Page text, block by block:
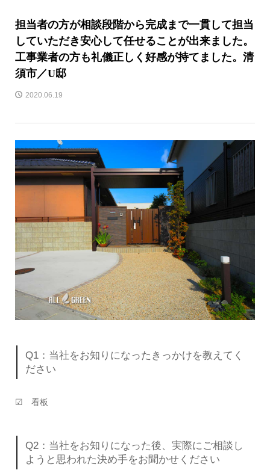
担当者の方が相談段階から完成まで一貫して担当
していただき安心して任せることが出来ました。
工事業者の方も礼儀正しく好感が持てました。清
須市／U邸
2020.06.19
Q1：当社をお知りになったきっかけを教えてく
ださい
☑ 看板
Q2：当社をお知りになった後、実際にご相談し
ようと思われた決め手をお聞かせください